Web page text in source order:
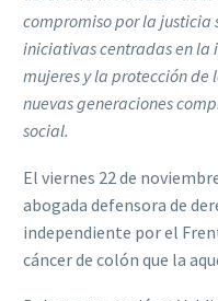
compromiso por la
iniciativas centradas en la
mujeres y la protección de
nuevas generaciones
social.
El viernes 22 de
abogada defensora de
independiente por el
cáncer de colón que la